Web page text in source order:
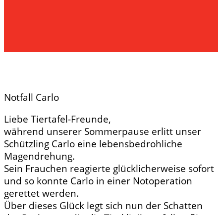
Notfall Carlo
Liebe Tiertafel-Freunde,
während unserer Sommerpause erlitt unser
Schützling Carlo eine lebensbedrohliche
Magendrehung.
Sein Frauchen reagierte glücklicherweise sofort
und so konnte Carlo in einer Notoperation
gerettet werden.
Über dieses Glück legt sich nun der Schatten